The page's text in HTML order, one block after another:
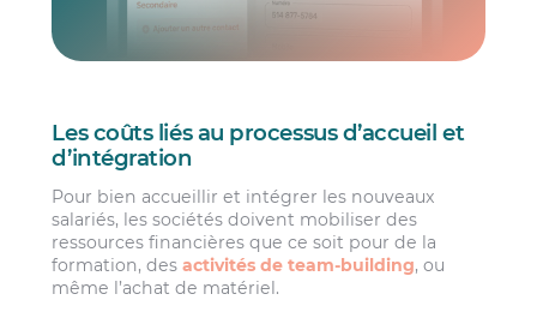
Les coûts liés au processus d’accueil et
d’intégration
Pour bien accueillir et intégrer les nouveaux
salariés, les sociétés doivent mobiliser des
ressources financières que ce soit pour de la
formation, desactivités de team-building, ou
même l’achat de matériel.